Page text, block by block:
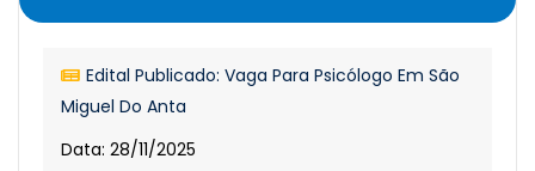
Edital Publicado: Vaga Para Psicólogo Em São
Miguel Do Anta
Data: 28/11/2025